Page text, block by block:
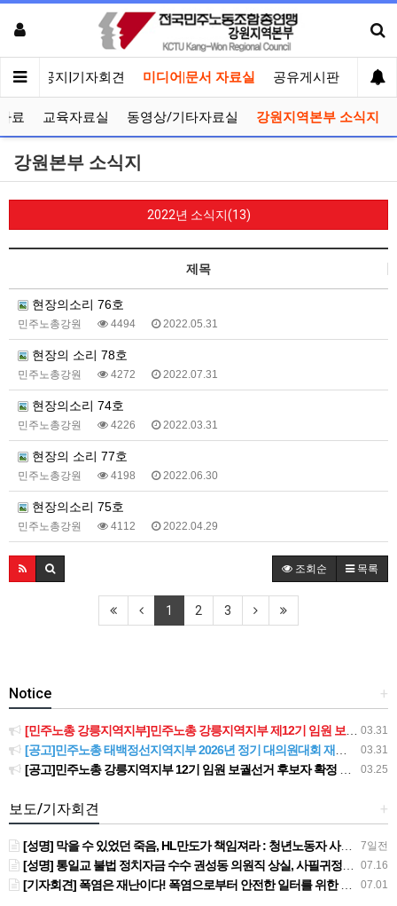
인 공지|기자회견 미디어|문서 자료실 공유게시판 선거
료 교육자료실 동영상/기타자료실 강원지역본부 소식지
강원본부 소식지
2022년 소식지(13)
제목
현장의소리 76호
민주노총강원 4494 2022.05.31
현장의 소리 78호
민주노총강원 4272 2022.07.31
현장의소리 74호
민주노총강원 4226 2022.03.31
현장의 소리 77호
민주노총강원 4198 2022.06.30
현장의소리 75호
민주노총강원 4112 2022.04.29
조회순 목록
1 2 3
+
Notice
03.31
[민주노총 강릉지역지부]민주노총 강릉지역지부 제12기 임원 보궐선거결과 공고
03.31
[공고]민주노총 태백정선지역지부 2026년 정기 대의원대회 재소집 건
03.25
[공고]민주노총 강릉지역지부 12기 임원 보궐선거 후보자 확정 공고
+
보도/기자회견
7일전
[성명] 막을 수 있었던 죽음, HL만도가 책임져라 : 청년노동자 사망사고의 철저한 진상규명과 재발방지 대책 마련하라
07.16
[성명] 통일교 불법 정치자금 수수 권성동 의원직 상실, 사필귀정이다
07.01
[기자회견] 폭염은 재난이다! 폭염으로부터 안전한 일터를 위한 민주노총 강원지역본부 폭염감시단 선포 기자회견